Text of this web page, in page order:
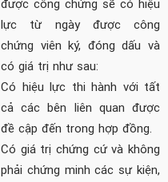
được công chứng sẽ có hiệu
lực từ ngày được công
chứng viên ký, đóng dấu và
có giá trị như sau:
Có hiệu lực thi hành với tất
cả các bên liên quan được
đề cập đến trong hợp đồng.
Có giá trị chứng cứ và không
phải chứng minh các sự kiện,